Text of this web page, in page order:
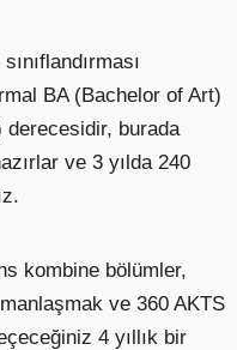
BA (Bachelor of Art)
burada
ve 3 yılda 240
kombine bölümler,
ve 360 AKTS
4 yıllık bir